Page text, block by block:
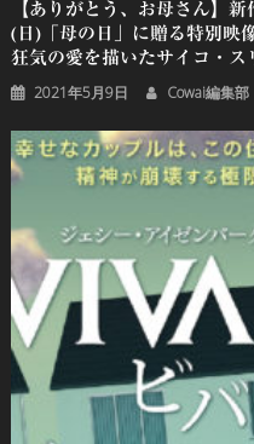
【ありがとう、お母さん】
(日)「母の日」に贈る特別映
狂気の愛を描いたサイコ・ス
2021年5月9日 Cowai編集部